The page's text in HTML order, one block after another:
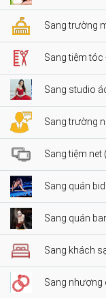
Sang trường
Sang tiệm tóc
Sang studio
Sang trường
Sang tiệm net
Sang quán
Sang quán
Sang khách
Sang nhượng